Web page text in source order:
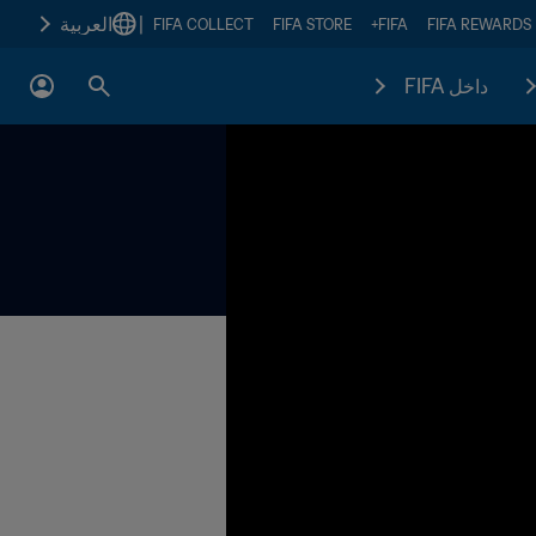
FIFA REWARDS
FIFA+
FIFA STORE
FIFA COLLECT العربية
داخل FIFA